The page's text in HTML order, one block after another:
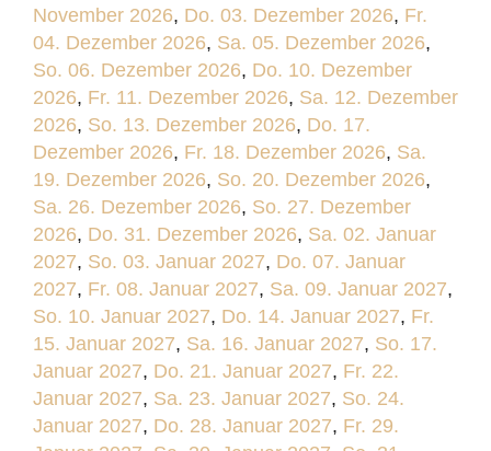
November 2026, Do. 03. Dezember 2026, Fr.
04. Dezember 2026, Sa. 05. Dezember 2026,
So. 06. Dezember 2026, Do. 10. Dezember
2026, Fr. 11. Dezember 2026, Sa. 12. Dezember
2026, So. 13. Dezember 2026, Do. 17.
Dezember 2026, Fr. 18. Dezember 2026, Sa.
19. Dezember 2026, So. 20. Dezember 2026,
Sa. 26. Dezember 2026, So. 27. Dezember
2026, Do. 31. Dezember 2026, Sa. 02. Januar
2027, So. 03. Januar 2027, Do. 07. Januar
2027, Fr. 08. Januar 2027, Sa. 09. Januar 2027,
So. 10. Januar 2027, Do. 14. Januar 2027, Fr.
15. Januar 2027, Sa. 16. Januar 2027, So. 17.
Januar 2027, Do. 21. Januar 2027, Fr. 22.
Januar 2027, Sa. 23. Januar 2027, So. 24.
Januar 2027, Do. 28. Januar 2027, Fr. 29.